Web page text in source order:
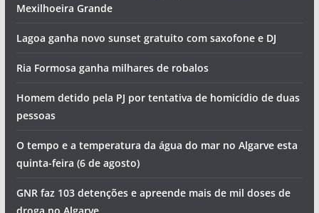
Mexilhoeira Grande
Lagoa ganha novo sunset gratuito com saxofone e DJ
Ria Formosa ganha milhares de robalos
Homem detido pela PJ por tentativa de homicídio de duas
pessoas
O tempo e a temperatura da água do mar no Algarve esta
quinta-feira (6 de agosto)
GNR faz 103 detenções e apreende mais de mil doses de
droga no Algarve